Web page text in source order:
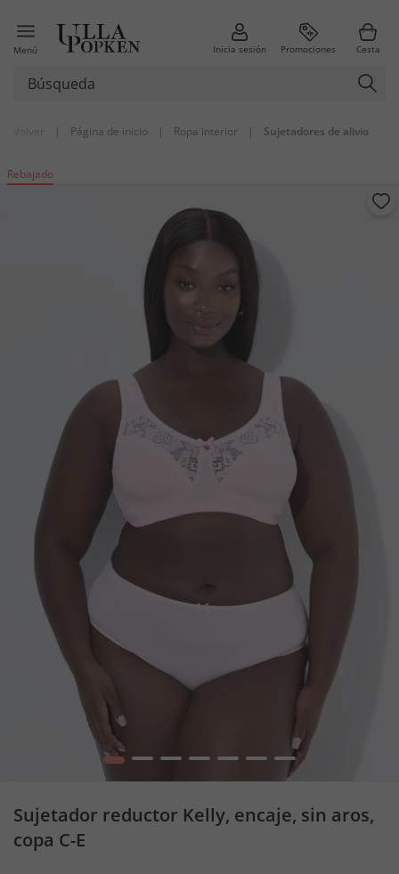
Menú Inicia sesión Promociones Cesta
| Página de inicio | Ropa interior | Sujetadores de alivio
Rebajado
1 2 3 4 5 6 7
Sujetador reductor Kelly, encaje, sin aros,
copa C-E